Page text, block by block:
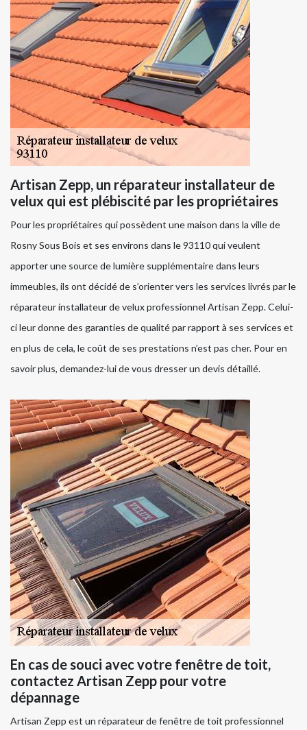
Artisan Zepp, un réparateur installateur de
velux qui est plébiscité par les propriétaires
Pour les propriétaires qui possèdent une maison dans la ville de
Rosny Sous Bois et ses environs dans le 93110 qui veulent
apporter une source de lumière supplémentaire dans leurs
immeubles, ils ont décidé de s’orienter vers les services livrés par le
réparateur installateur de velux professionnel Artisan Zepp. Celui-
ci leur donne des garanties de qualité par rapport à ses services et
en plus de cela, le coût de ses prestations n’est pas cher. Pour en
savoir plus, demandez-lui de vous dresser un devis détaillé.
En cas de souci avec votre fenêtre de toit,
contactez Artisan Zepp pour votre
dépannage
Artisan Zepp est un réparateur de fenêtre de toit professionnel